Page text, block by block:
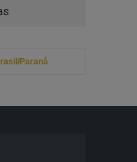
Paraná